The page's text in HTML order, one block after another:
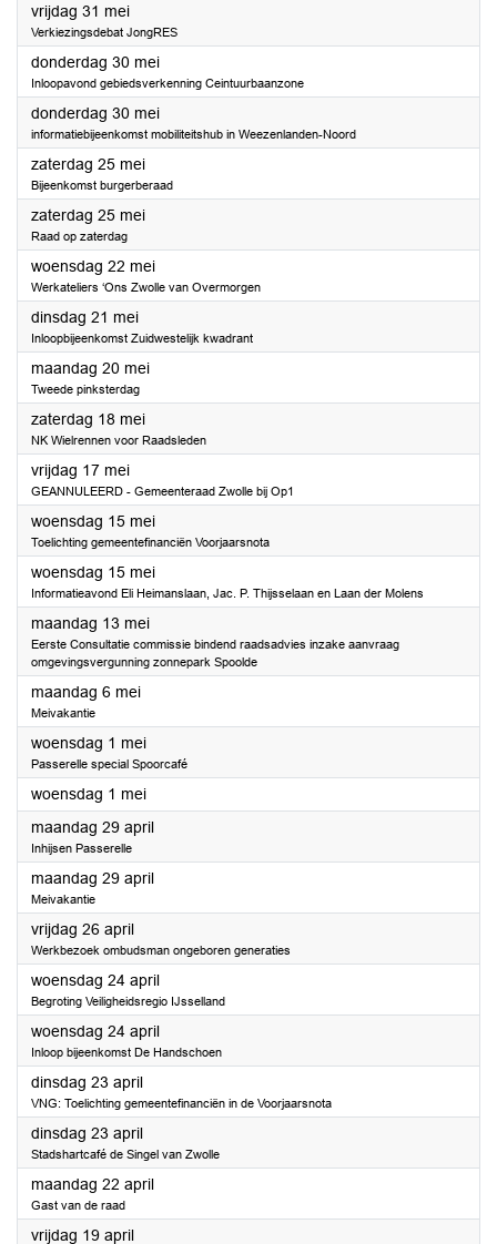
vrijdag 31 mei2024
Verkiezingsdebat JongRES
donderdag 30 mei2024
Inloopavond gebiedsverkenning Ceintuurbaanzone
donderdag 30 mei2024
informatiebijeenkomst mobiliteitshub in Weezenlanden-Noord
zaterdag 25 mei2024
Bijeenkomst burgerberaad
zaterdag 25 mei2024
Raad op zaterdag
woensdag 22 mei2024
Werkateliers ‘Ons Zwolle van Overmorgen
dinsdag 21 mei2024
Inloopbijeenkomst Zuidwestelijk kwadrant
maandag 20 mei2024
Tweede pinksterdag
zaterdag 18 mei2024
NK Wielrennen voor Raadsleden
vrijdag 17 mei2024
GEANNULEERD - Gemeenteraad Zwolle bij Op1
woensdag 15 mei2024
Toelichting gemeentefinanciën Voorjaarsnota
woensdag 15 mei2024
Informatieavond Eli Heimanslaan, Jac. P. Thijsselaan en Laan der Molens
maandag 13 mei2024
Eerste Consultatie commissie bindend raadsadvies inzake aanvraag
omgevingsvergunning zonnepark Spoolde
maandag 6 mei2024
Meivakantie
woensdag 1 mei2024
Passerelle special Spoorcafé
woensdag 1 mei2024
maandag 29 april2024
Inhijsen Passerelle
maandag 29 april2024
Meivakantie
vrijdag 26 april2024
Werkbezoek ombudsman ongeboren generaties
woensdag 24 april2024
Begroting Veiligheidsregio IJsselland
woensdag 24 april2024
Inloop bijeenkomst De Handschoen
dinsdag 23 april2024
VNG: Toelichting gemeentefinanciën in de Voorjaarsnota
dinsdag 23 april2024
Stadshartcafé de Singel van Zwolle
maandag 22 april2024
Gast van de raad
vrijdag 19 april2024